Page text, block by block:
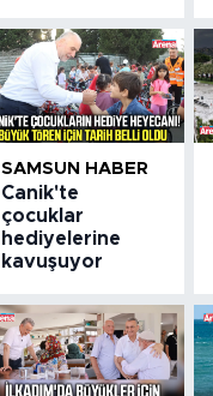
SAMSUN HABER
Canik'te
çocuklar
hediyelerine
kavuşuyor